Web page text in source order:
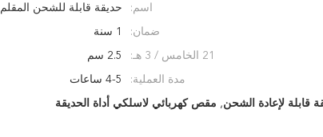
اسم: حديقة قابلة للشحن المقلم
ضمان: 1 سنة
21 الخامس / 3 هـ: 2.5 سم
مدة العملية: 4-5 ساعات
قابلة لإعادة الشحن, مقص كهربائي لاسلكي أداة الحديقة